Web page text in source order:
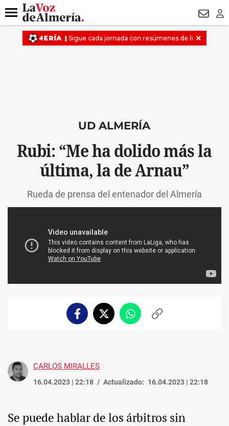
DESTACADO CONDENADOS
Menú
UD ALMERÍA
Rubi: “Me ha dolido más la
última, la de Arnau”
Rueda de prensa del entenador del Almería
FacebookTwitterWhatsappCopiar
CARLOS MIRALLES
16.04.2023 | 22:18 Actualizado: 16.04.2023 | 22:18
Se puede hablar de los árbitros sin